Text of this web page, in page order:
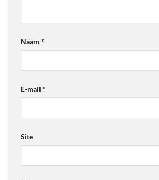
Naam *
E-mail *
Site